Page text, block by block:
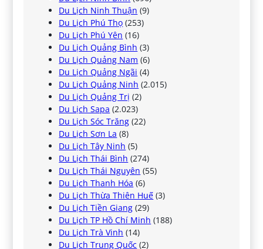
Du Lịch Ninh Thuận (9)
Du Lịch Phú Thọ (253)
Du Lịch Phú Yên (16)
Du Lịch Quảng Bình (3)
Du Lịch Quảng Nam (6)
Du Lịch Quảng Ngãi (4)
Du Lịch Quảng Ninh (2.015)
Du Lịch Quảng Trị (2)
Du Lịch Sapa (2.023)
Du Lịch Sóc Trăng (22)
Du Lịch Sơn La (8)
Du Lịch Tây Ninh (5)
Du Lịch Thái Bình (274)
Du Lịch Thái Nguyên (55)
Du Lịch Thanh Hóa (6)
Du Lịch Thừa Thiên Huế (3)
Du Lịch Tiền Giang (29)
Du Lịch TP Hồ Chí Minh (188)
Du Lịch Trà Vinh (14)
Du Lịch Trung Quốc (2)